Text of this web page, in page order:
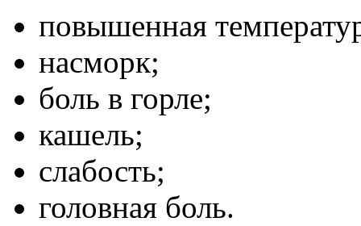
повышенная
насморк;
боль в горле;
кашель;
слабость;
головная боль.